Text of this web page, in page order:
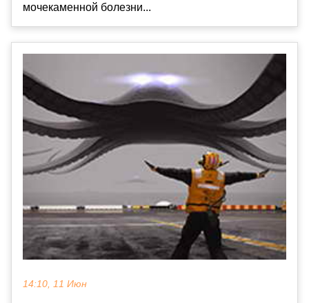
мочекаменной болезни...
14:10, 11 Июн